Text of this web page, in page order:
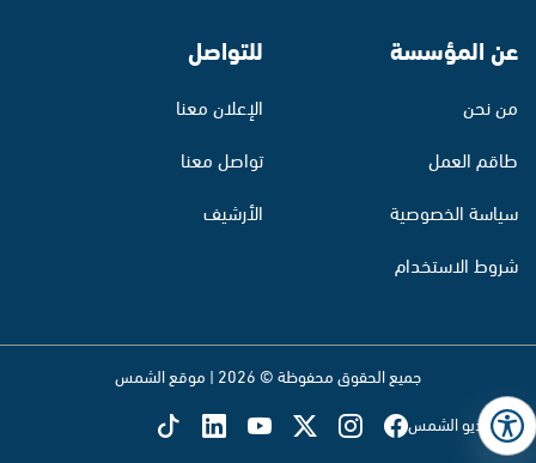
عن المؤسسة
من نحن
طاقم العمل
سياسة الخصوصية
شروط الاستخدام
للتواصل
الإعلان معنا
تواصل معنا
الأرشيف
جميع الحقوق محفوظة © 2026 | موقع الشمس
تابع راديو الشمس